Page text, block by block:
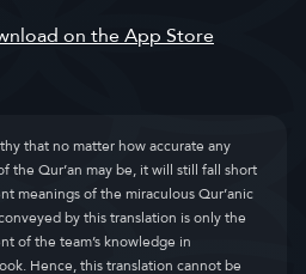
that no matter how accurate any
the Qur’an may be, it will still fall short
meanings of the miraculous Qur’anic
by this translation is only the
of the team’s knowledge in
Hence, this translation cannot be